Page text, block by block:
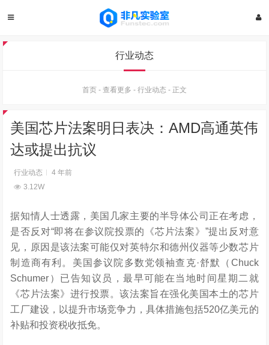
行业动态
首页 - 查看更多 - 行业动态 - 正文
美国芯片法案明日表决：AMD高通英伟
达或提出抗议
行业动态
4 年前
3.12W
据知情人士透露，美国几家主要的半导体公司正在考虑，
是否反对“即将在参议院投票的《芯片法案》”提出反对意
见，原因是该法案可能仅对英特尔和德州仪器等少数芯片
制造商有利。美国参议院多数党领袖查克·舒默（Chuck
Schumer）已告知议员，最早可能在当地时间星期二就
《芯片法案》进行投票。该法案旨在强化美国本土的芯片
工厂建设，以提升市场竞争力，具体措施包括520亿美元的
补贴和投资税收抵免。